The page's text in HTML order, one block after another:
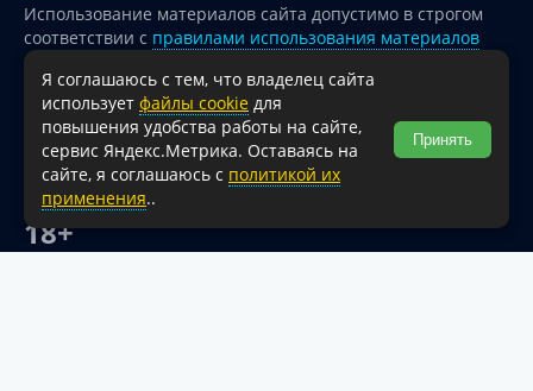
Использование материалов сайта допустимо в строгом
соответствии с правилами использования материалов
опубликованных на сайте
При перепечатке и использовании информации ссылка
на источник обязательна.
Для сайтов и страниц сети Интернет обязательна
активная гиперссылка на официальный интернет-портал
администрации Туапсинского муниципального округа.
18+
Я соглашаюсь с тем, что владелец сайта
использует файлы cookie для
повышения удобства работы на сайте,
сервис Яндекс.Метрика. Оставаясь на
сайте, я соглашаюсь с политикой их
применения..
Принять